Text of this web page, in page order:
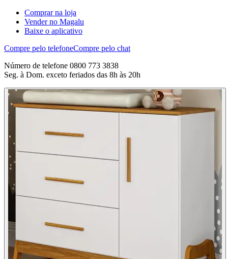
Comprar na loja
Vender no Magalu
Baixe o aplicativo
Compre pelo telefoneCompre pelo chat
Número de telefone 0800 773 3838
Seg. à Dom. exceto feriados das 8h às 20h